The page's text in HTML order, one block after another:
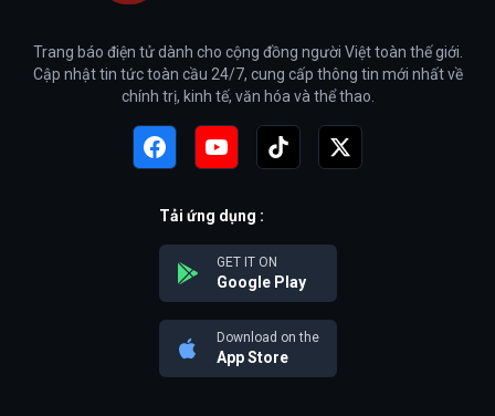
Trang báo điện tử dành cho cộng đồng người Việt toàn thế giới.
Cập nhật tin tức toàn cầu 24/7, cung cấp thông tin mới nhất về
chính trị, kinh tế, văn hóa và thể thao.
Tải ứng dụng :
GET IT ON
Google Play
Download on the
App Store